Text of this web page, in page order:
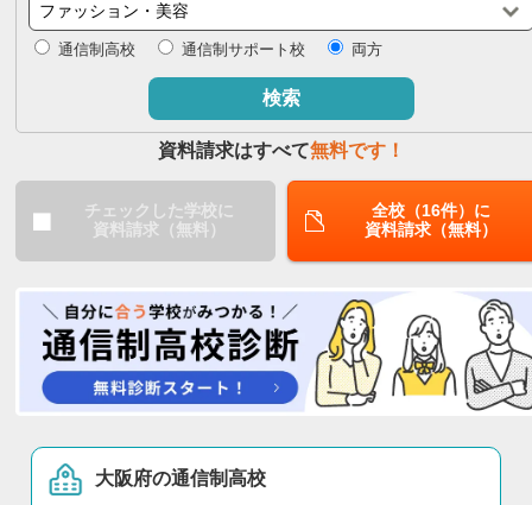
通信制高校 通信制サポート校 両方
検索
資料請求はすべて無料です！
チェックした学校に
資料請求（無料）
全校（16件）に
資料請求（無料）
大阪府の通信制高校